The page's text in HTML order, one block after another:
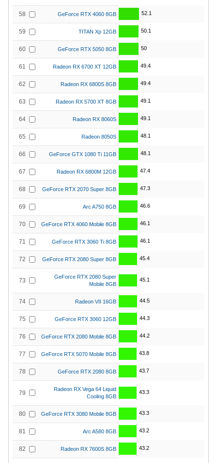
58 GeForce RTX 4060 8GB 52.1
59 TITAN Xp 12GB 50.1
60 GeForce RTX 5050 8GB 50
61 Radeon RX 6700 XT 12GB 49.4
62 Radeon RX 6800S 8GB 49.4
63 Radeon RX 5700 XT 8GB 49.1
64 Radeon RX 8060S 49.1
65 Radeon 8050S 48.1
66 GeForce GTX 1080 Ti 11GB 48.1
67 Radeon RX 6800M 12GB 47.4
68 GeForce RTX 2070 Super 8GB 47.3
69 Arc A750 8GB 46.6
70 GeForce RTX 4060 Mobile 8GB 46.1
71 GeForce RTX 3060 Ti 8GB 46.1
72 GeForce RTX 2080 Super 8GB 45.4
73
GeForce RTX 2080 Super
Mobile 8GB
45.1
74 Radeon VII 16GB 44.5
75 GeForce RTX 3060 12GB 44.3
76 GeForce RTX 2080 Mobile 8GB 44.2
77 GeForce RTX 5070 Mobile 8GB 43.8
78 GeForce RTX 2080 8GB 43.7
79
Radeon RX Vega 64 Liquid
Cooling 8GB
43.3
80 GeForce RTX 3080 Mobile 8GB 43.3
81 Arc A580 8GB 43.2
82 Radeon RX 7600S 8GB 43.2